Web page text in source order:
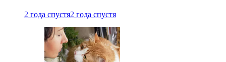
2 года спустя2 года спустя